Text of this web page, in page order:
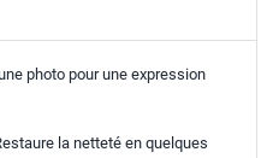
photo pour une expression
la netteté en quelques